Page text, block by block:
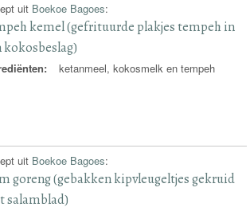
uit Boekoe Bagoes:
kemel (gefrituurde plakjes tempeh in
kokosbeslag)
ketanmeel, kokosmelk en tempeh
uit Boekoe Bagoes:
goreng (gebakken kipvleugeltjes gekruid
salamblad)